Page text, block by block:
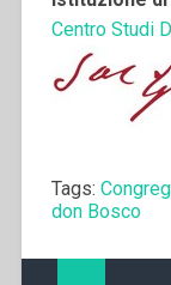
Centro Studi
Tags:
don Bosco